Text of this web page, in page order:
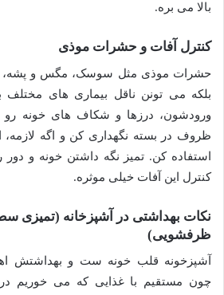
بالا می بره.
کنترل آفات و حشرات موذی
حشرات موذی مثل سوسک، مگس و پشه، نه
بلکه می تونن ناقل بیماری های مختلف
ورودشون، درزها و شکاف های خونه رو
ظروف در بسته نگهداری کن و اگه
استفاده کن. تمیز نگه داشتن خونه و دور
کنترل این آفات خیلی موثره.
نکات بهداشتی در آشپزخانه (تمیزی
ظرفشویی)
آشپزخونه قلب خونه ست و بهداشتش
چون مستقیم با غذایی که می خوریم در